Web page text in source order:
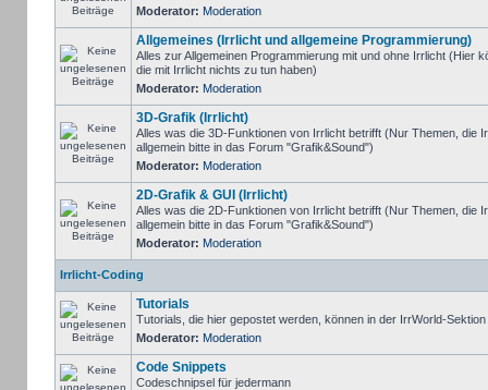
Moderator: Moderation
Allgemeines (Irrlicht und allgemeine Programmierung)
Alles zur Allgemeinen Programmierung mit und ohne Irrlicht (Hier
die mit Irrlicht nichts zu tun haben)
Moderator: Moderation
3D-Grafik (Irrlicht)
Alles was die 3D-Funktionen von Irrlicht betrifft (Nur Themen, die
allgemein bitte in das Forum "Grafik&Sound")
Moderator: Moderation
2D-Grafik & GUI (Irrlicht)
Alles was die 2D-Funktionen von Irrlicht betrifft (Nur Themen, die
allgemein bitte in das Forum "Grafik&Sound")
Moderator: Moderation
Irrlicht-Coding
Tutorials
Tutorials, die hier gepostet werden, können in der IrrWorld-
Moderator: Moderation
Code Snippets
Codeschnipsel für jedermann